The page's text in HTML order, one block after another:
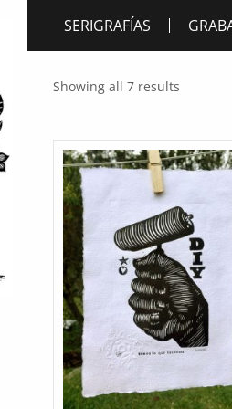
SERIGRAFÍAS
Showing all 7 results